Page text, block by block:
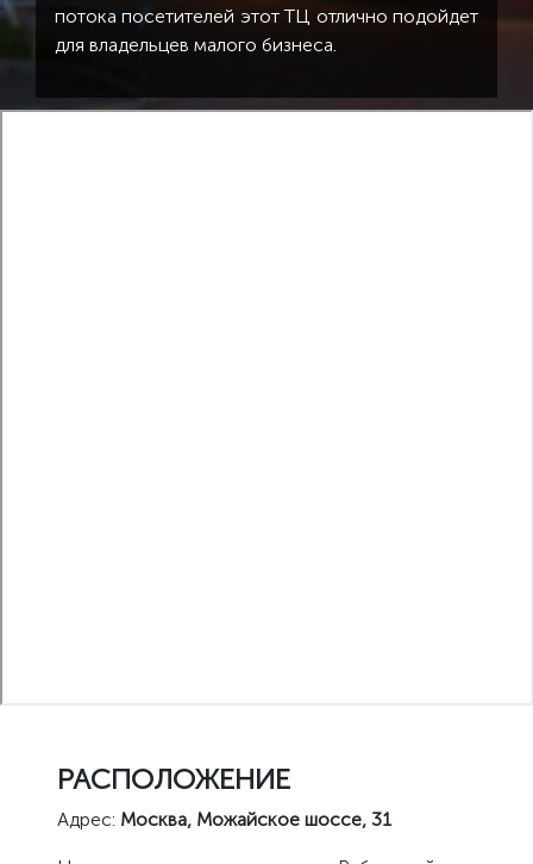
потока посетителей этот ТЦ отлично подойдет
для владельцев малого бизнеса.
РАСПОЛОЖЕНИЕ
Адрес: Москва, Можайское шоссе, 31